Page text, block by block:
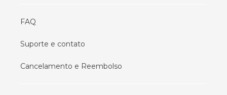
FAQ
Suporte e contato
Cancelamento e Reembolso